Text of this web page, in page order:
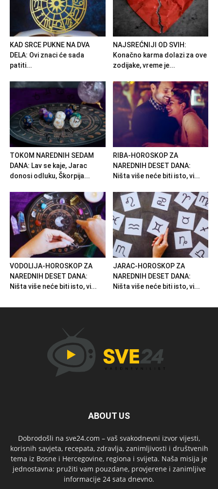
KAD SRCE PUKNE NA DVA
DELA: Ovi znaci će sada
patiti...
NAJSREĆNIJI OD SVIH:
Konačno karma dolazi za ove
zodijake, vreme je...
TOKOM NAREDNIH SEDAM
DANA: Lav se kaje, Jarac
donosi odluku, Škorpija...
RIBA-HOROSKOP ZA
NAREDNIH DESET DANA:
Ništa više neće biti isto, vi...
VODOLIJA-HOROSKOP ZA
NAREDNIH DESET DANA:
Ništa više neće biti isto, vi...
JARAC-HOROSKOP ZA
NAREDNIH DESET DANA:
Ništa više neće biti isto, vi...
ABOUT US
Dobrodošli na sve24.com – vaš svakodnevni izvor vijesti,
korisnih savjeta, recepata, zdravlja, zanimljivosti i društvenih
tema iz Bosne i Hercegovine, regiona i svijeta. Naša misija je
jednostavna: pružiti vam pouzdane, provjerene i zanimljive
informacije 24 sata dnevno.